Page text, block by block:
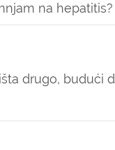
na hepatitis?
drugo, budući